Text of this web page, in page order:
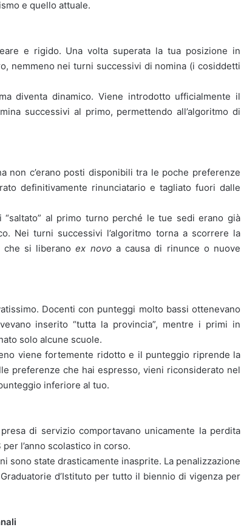
e quello attuale.
e rigido. Una volta superata la tua posizione in
nemmeno nei turni successivi di nomina (i cosiddetti
diventa dinamico. Viene introdotto ufficialmente il
successivi al primo, permettendo all’algoritmo di
non c’erano posti disponibili tra le poche preferenze
definitivamente rinunciatario e tagliato fuori dalle
“saltato” al primo turno perché le tue sedi erano già
Nei turni successivi l’algoritmo torna a scorrere la
che si liberanoex novoa causa di rinunce o nuove
Docenti con punteggi molto bassi ottenevano
inserito “tutta la provincia”, mentre i primi in
solo alcune scuole.
viene fortemente ridotto e il punteggio riprende la
preferenze che hai espresso, vieni riconsiderato nel
inferiore al tuo.
di servizio comportavano unicamente la perdita
l’anno scolastico in corso.
sono state drasticamente inasprite. La penalizzazione
d’Istituto per tutto il biennio di vigenza per